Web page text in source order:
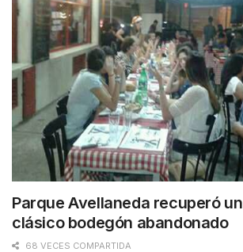
Parque Avellaneda recuperó un
clásico bodegón abandonado
68 VECES COMPARTIDA